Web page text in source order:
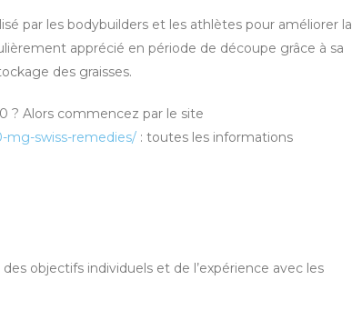
par les bodybuilders et les athlètes pour améliorer la
apprécié en période de découpe grâce à sa
des graisses.
? Alors commencez par le site
mg-swiss-remedies/ : toutes les informations
objectifs individuels et de l’expérience avec les